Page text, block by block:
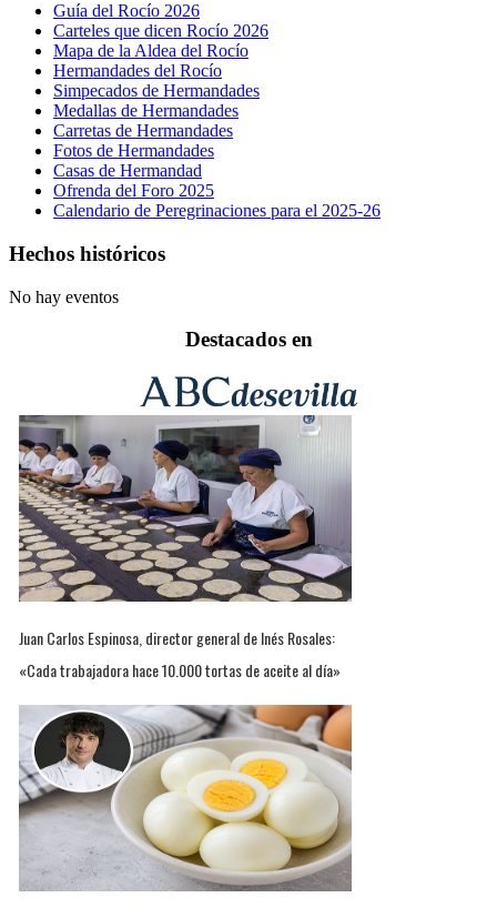
Guía del Rocío 2026
Carteles que dicen Rocío 2026
Mapa de la Aldea del Rocío
Hermandades del Rocío
Simpecados de Hermandades
Medallas de Hermandades
Carretas de Hermandades
Fotos de Hermandades
Casas de Hermandad
Ofrenda del Foro 2025
Calendario de Peregrinaciones para el 2025-26
Hechos históricos
No hay eventos
Destacados en
Juan Carlos Espinosa, director general de Inés Rosales:
«Cada trabajadora hace 10.000 tortas de aceite al día»